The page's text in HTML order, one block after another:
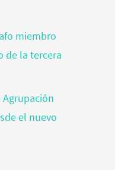
miembro
de la tercera
el nuevo